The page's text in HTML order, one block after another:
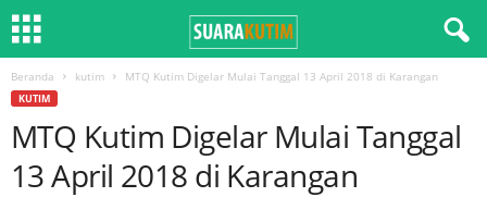
Beranda kutim MTQ Kutim Digelar Mulai Tanggal 13 April 2018 di Karangan
KUTIM
MTQ Kutim Digelar Mulai Tanggal
13 April 2018 di Karangan